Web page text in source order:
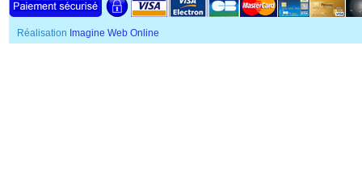
Réalisation Imagine Web Online